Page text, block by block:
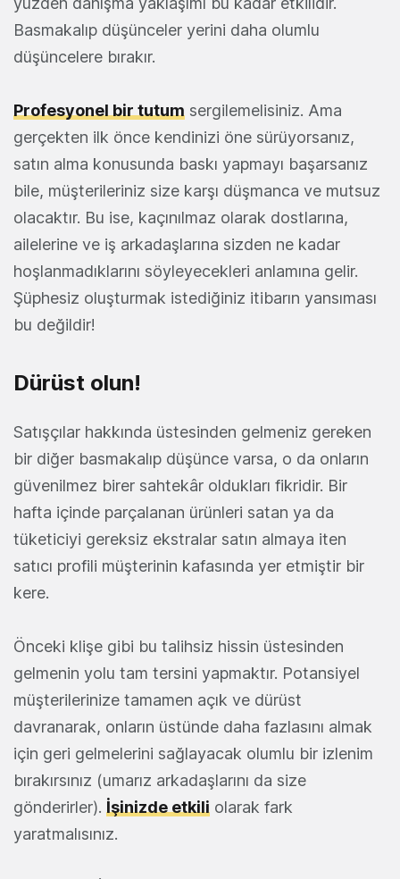
Basmakalıp düşünceler yerini daha olumlu
düşüncelere bırakır.
Profesyonel bir tutum sergilemelisiniz. Ama
gerçekten ilk önce kendinizi öne sürüyorsanız,
satın alma konusunda baskı yapmayı başarsanız
bile, müşterileriniz size karşı düşmanca ve mutsuz
olacaktır. Bu ise, kaçınılmaz olarak dostlarına,
ailelerine ve iş arkadaşlarına sizden ne kadar
hoşlanmadıklarını söyleyecekleri anlamına gelir.
Şüphesiz oluşturmak istediğiniz itibarın yansıması
bu değildir!
Dürüst olun!
Satışçılar hakkında üstesinden gelmeniz gereken
bir diğer basmakalıp düşünce varsa, o da onların
güvenilmez birer sahtekâr oldukları fikridir. Bir
hafta içinde parçalanan ürünleri satan ya da
tüketiciyi gereksiz ekstralar satın almaya iten
satıcı profili müşterinin kafasında yer etmiştir bir
kere.
Önceki klişe gibi bu talihsiz hissin üstesinden
gelmenin yolu tam tersini yapmaktır. Potansiyel
müşterilerinize tamamen açık ve dürüst
davranarak, onların üstünde daha fazlasını almak
için geri gelmelerini sağlayacak olumlu bir izlenim
bırakırsınız (umarız arkadaşlarını da size
gönderirler). İşinizde etkili olarak fark
yaratmalısınız.